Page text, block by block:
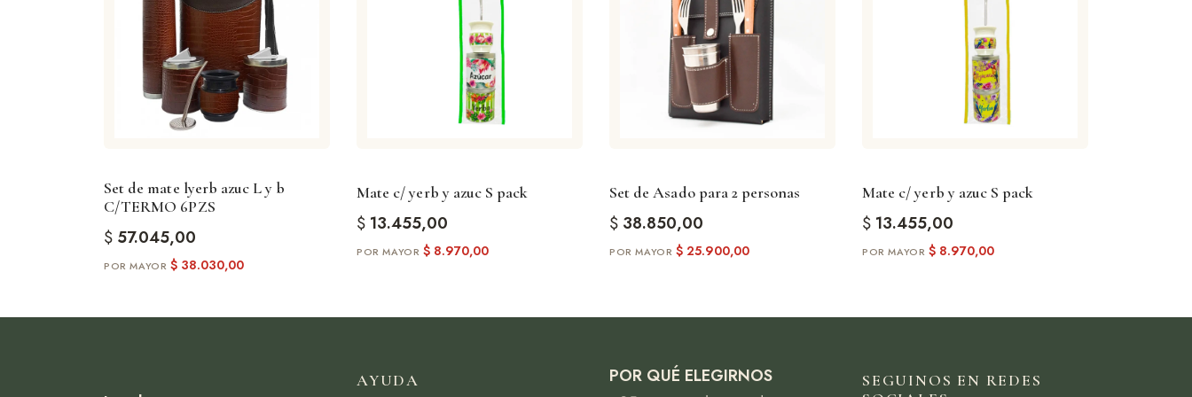
Eventos especiales
Amantes del mate
Una pieza pensada para quienes valoran los detalles y la
tradición.
Set de mate lyerb azuc L y b
C/TERMO 6PZS
$ 57.045,00
$ 38.030,00
Mate c/ yerb y azuc S pack
$ 13.455,00
$ 8.970,00
Set de Asado para 2 personas
$ 38.850,00
$ 25.900,00
Mate c/ yerb y azuc S pack
$ 13.455,00
$ 8.970,00
AYUDA
POR QUÉ ELEGIRNOS
SEGUINOS EN REDES